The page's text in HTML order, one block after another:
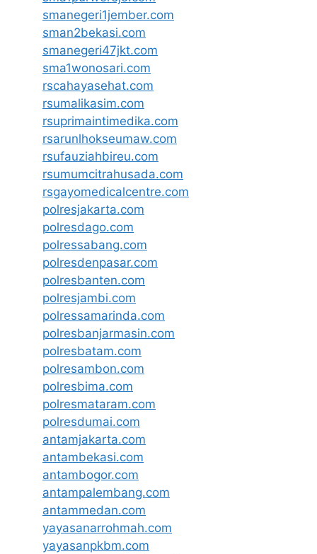
smanegeri1jember.com
sman2bekasi.com
smanegeri47jkt.com
sma1wonosari.com
rscahayasehat.com
rsumalikasim.com
rsuprimaintimedika.com
rsarunlhokseumaw.com
rsufauziahbireu.com
rsumumcitrahusada.com
rsgayomedicalcentre.com
polresjakarta.com
polresdago.com
polressabang.com
polresdenpasar.com
polresbanten.com
polresjambi.com
polressamarinda.com
polresbanjarmasin.com
polresbatam.com
polresambon.com
polresbima.com
polresmataram.com
polresdumai.com
antamjakarta.com
antambekasi.com
antambogor.com
antampalembang.com
antammedan.com
yayasanarrohmah.com
yayasanpkbm.com